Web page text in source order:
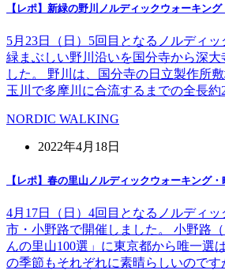
【レポ】新緑の野川ノルディックウォーキン
5月23日（日）5回目となるノルディ
緑まぶしい野川沿いを国分寺から深大
した。 野川は、国分寺の日立製作所
玉川で多摩川に合流するまでの全長
NORDIC WALKING
2022年4月18日
【レポ】春の里山ノルディックウォーキング
4月17日（日）4回目となるノルディ
市・小野路で開催しました。 小野路
んの里山100選」に東京都から唯一選
の季節もそれぞれに素晴らしいので